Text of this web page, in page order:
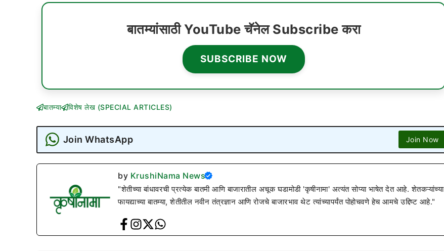
बातम्यांसाठी YouTube चॅनेल Subscribe करा
SUBSCRIBE NOW
बातम्या विशेष लेख (SPECIAL ARTICLES)
Join WhatsApp Join Now
by KrushiNama News
"शेतीच्या बांधावरची प्रत्येक बातमी आणि बाजारातील अचूक घडामोडी 'कृषीनामा' अत्यंत सोप्या भाषेत देत आहे. शेतकऱ्यांच्या
फायद्याच्या बातम्या, शेतीतील नवीन तंत्रज्ञान आणि रोजचे बाजारभाव थेट त्यांच्यापर्यंत पोहोचवणे हेच आमचे उद्दिष्ट आहे."